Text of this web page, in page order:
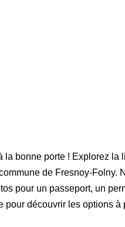
bonne porte ! Explorez la
de Fresnoy-Folny.
pour un passeport, un
découvrir les options à